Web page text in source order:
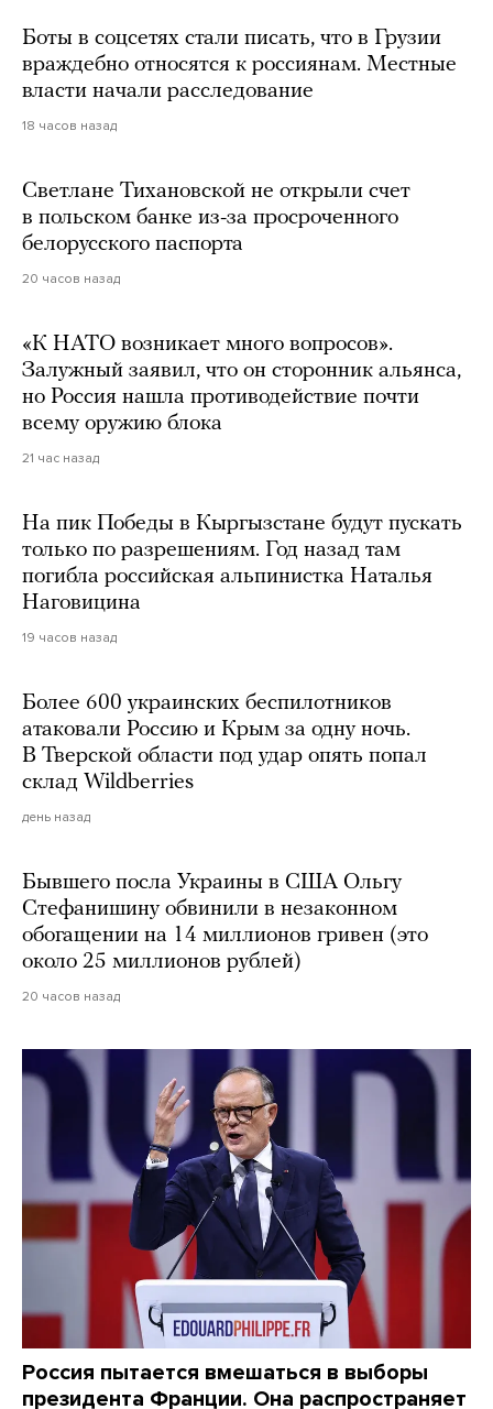
Боты в соцсетях стали писать, что в Грузии
враждебно относятся к россиянам. Местные
власти начали расследование
18 часов назад
Светлане Тихановской не открыли счет
в польском банке из-за просроченного
белорусского паспорта
20 часов назад
«К НАТО возникает много вопросов».
Залужный заявил, что он сторонник альянса,
но Россия нашла противодействие почти
всему оружию блока
21 час назад
На пик Победы в Кыргызстане будут пускать
только по разрешениям. Год назад там
погибла российская альпинистка Наталья
Наговицина
19 часов назад
Более 600 украинских беспилотников
атаковали Россию и Крым за одну ночь.
В Тверской области под удар опять попал
склад Wildberries
день назад
Бывшего посла Украины в США Ольгу
Стефанишину обвинили в незаконном
обогащении на 14 миллионов гривен (это
около 25 миллионов рублей)
20 часов назад
Россия пытается вмешаться в выборы
президента Франции. Она распространяет